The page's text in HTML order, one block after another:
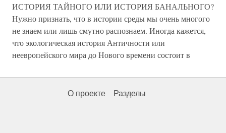
ИСТОРИЯ ТАЙНОГО ИЛИ ИСТОРИЯ БАНАЛЬНОГО?
Нужно признать, что в истории среды мы очень многого
не знаем или лишь смутно распознаем. Иногда кажется,
что экологическая история Античности или
неевропейского мира до Нового времени состоит в
О проекте Разделы